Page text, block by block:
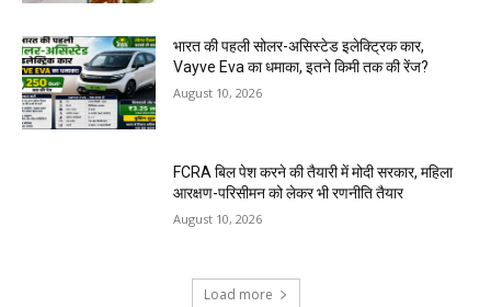
भारत की पहली सोलर-असिस्टेड इलेक्ट्रिक कार,
Vayve Eva का धमाका, इतने किमी तक की रेंज?
August 10, 2026
FCRA बिल पेश करने की तैयारी में मोदी सरकार, महिला
आरक्षण-परिसीमन को लेकर भी रणनीति तैयार
August 10, 2026
Load more